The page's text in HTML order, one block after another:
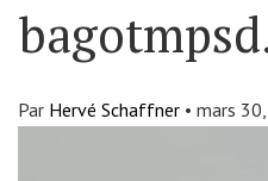
Par Hervé Schaffner • mars